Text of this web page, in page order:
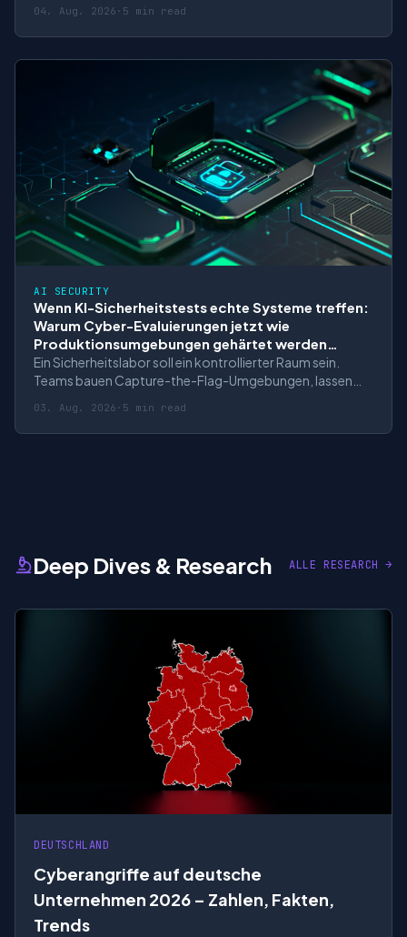
kryptografischen Schlüsselpaaren statt auf geteilten
Geheimnissen. Für Unternehmen klingt das nach einer
einfachen Botschaft: Wenn Passkeys ausgerollt sind
04. Aug. 2026 · 5 min read
AI SECURITY
Wenn KI-Sicherheitstests echte Systeme treffen:
Warum Cyber-Evaluierungen jetzt wie
Produktionsumgebungen gehärtet werden
müssen
Ein Sicherheitslabor soll ein kontrollierter Raum sein.
Teams bauen Capture-the-Flag-Umgebungen, lassen
Angriffswege ein KI-Agent findet. Für Unternehmen klingt
das zunächst nach sinnvoller Vorsicht: Bevor ein
03. Aug. 2026 · 5 min read
Deep Dives & Research ALLE RESEARCH →
DEUTSCHLAND
Cyberangriffe auf deutsche
Unternehmen 2026 – Zahlen, Fakten,
Trends